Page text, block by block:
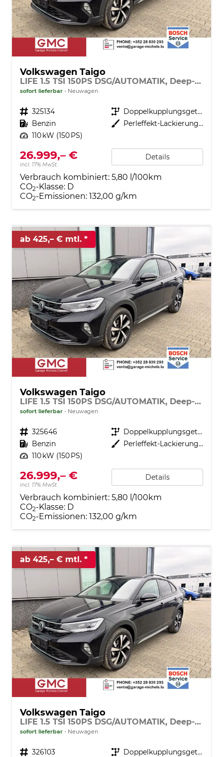
Volkswagen Taigo
LIFE 1.5 TSI 150PS DSG/AUTOMATIK, Deep-Black-Metallic, 17" Alu Aberdeen, MATRIX-LED, Sitzheizung, Climatronic, Parksensoren vorn/hinten, Rückfahrkamera, Radio Ready2Discover + Wireless App-Connect, Keyless Access, Licht-/Sicht, Privacy-Glas, M-Lederlenkrad
sofort lieferbar Neuwagen
Fahrzeugnr. 325134 Getriebe
Doppelkupplungsgetriebe (DSG)
Kraftstoff Benzin Außenfarbe
Perleffekt-Lackierung Deep-Black
Leistung 110 kW (150 PS)
26.999,– €
incl. 17% MwSt.
Details
Verbrauch kombiniert: 5,80 l/100km
CO2-Klasse: D
CO2-Emissionen: 132,00 g/km
ab 425,– € mtl.
Volkswagen Taigo
LIFE 1.5 TSI 150PS DSG/AUTOMATIK, Deep-Black-Metallic, 17" Alu Aberdeen, MATRIX-LED, Sitzheizung, Climatronic, Parksensoren vorn/hinten, Rückfahrkamera, Radio Ready2Discover + Wireless App-Connect, Keyless Access, Licht-/Sicht, Privacy-Glas, M-Lederlenkrad
sofort lieferbar Neuwagen
Fahrzeugnr. 325646 Getriebe
Doppelkupplungsgetriebe (DSG)
Kraftstoff Benzin Außenfarbe
Perleffekt-Lackierung Deep-Black
Leistung 110 kW (150 PS)
26.999,– €
incl. 17% MwSt.
Details
Verbrauch kombiniert: 5,80 l/100km
CO2-Klasse: D
CO2-Emissionen: 132,00 g/km
ab 425,– € mtl.
Volkswagen Taigo
LIFE 1.5 TSI 150PS DSG/AUTOMATIK, Deep-Black-Metallic, 17" Alu Aberdeen, MATRIX-LED, Sitzheizung, Climatronic, Parksensoren vorn/hinten, Rückfahrkamera, Radio Ready2Discover + Wireless App-Connect, Keyless Access, Licht-/Sicht, Privacy-Glas, M-Lederlenkrad
sofort lieferbar Neuwagen
Fahrzeugnr. 326103 Getriebe
Doppelkupplungsgetriebe (DSG)